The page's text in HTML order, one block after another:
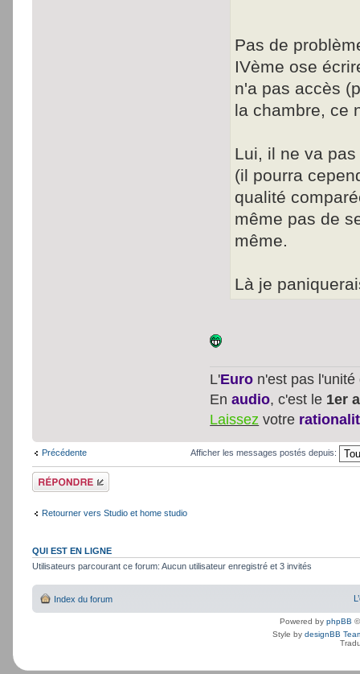
Pas de
IVème ose
n'a pas accès
la chambre, ce
Lui, il ne va
(il pourra
qualité
même pas de
même.
Là je
L'Euro n'est pas
Enaudio, c'est le 1er
Laissez votre
Précédente Afficher les messages postés depuis:
Répondre
Retourner vers Studio et home studio
QUI EST EN LIGNE
Utilisateurs parcourant ce forum: Aucun utilisateur enregistré et 3 invités
Index du forum
Powered by phpBB
Style by designBB